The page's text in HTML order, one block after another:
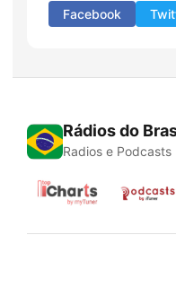
Facebook
Rádios do
Radios e Podcasts